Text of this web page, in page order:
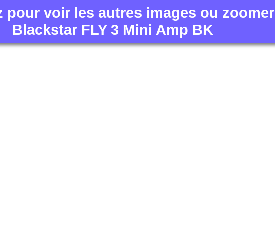
pour voir les autres images ou zoomer
Blackstar FLY 3 Mini Amp BK